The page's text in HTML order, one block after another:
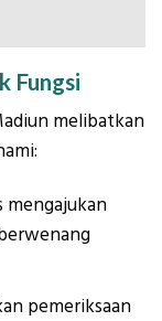
Fungsi
melibatkan
mengajukan
pemeriksaan